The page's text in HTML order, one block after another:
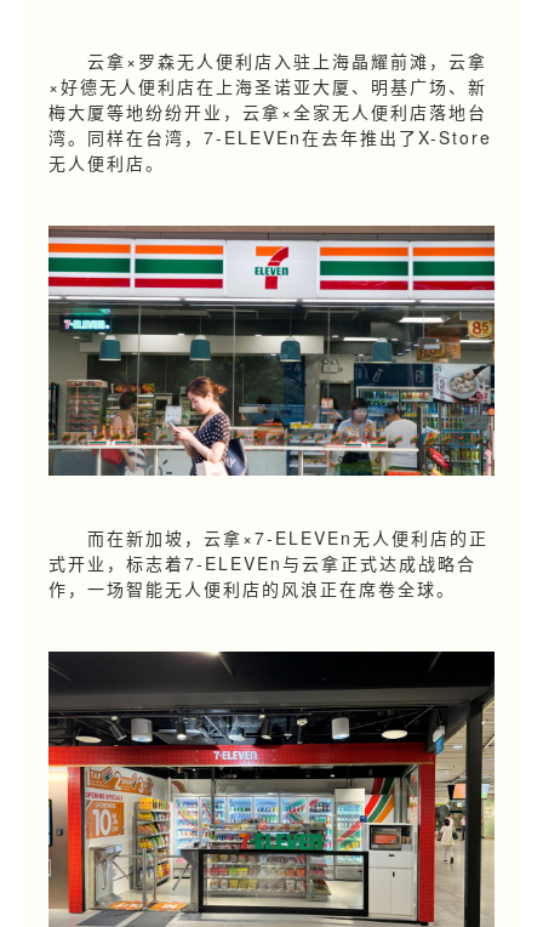
云拿×罗森无人便利店入驻上海晶耀前滩，云拿
×好德无人便利店在上海圣诺亚大厦、明基广场、新
梅大厦等地纷纷开业，云拿×全家无人便利店落地台
湾。同样在台湾，7-ELEVEn在去年推出了X-Store
无人便利店。
而在新加坡，云拿×7-ELEVEn无人便利店的正
式开业，标志着7-ELEVEn与云拿正式达成战略合
作，一场智能无人便利店的风浪正在席卷全球。